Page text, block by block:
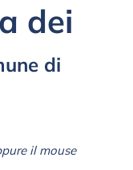
dei
di
il mouse